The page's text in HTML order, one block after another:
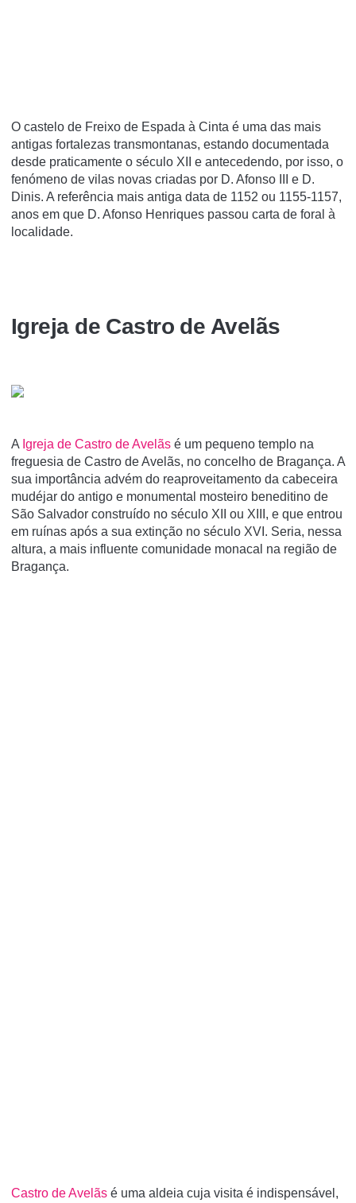
O castelo de Freixo de Espada à Cinta é uma das mais
antigas fortalezas transmontanas, estando documentada
desde praticamente o século XII e antecedendo, por isso, o
fenómeno de vilas novas criadas por D. Afonso III e D.
Dinis. A referência mais antiga data de 1152 ou 1155-1157,
anos em que D. Afonso Henriques passou carta de foral à
localidade.
Igreja de Castro de Avelãs
A Igreja de Castro de Avelãs é um pequeno templo na
freguesia de Castro de Avelãs, no concelho de Bragança. A
sua importância advém do reaproveitamento da cabeceira
mudéjar do antigo e monumental mosteiro beneditino de
São Salvador construí­do no século XII ou XIII, e que entrou
em ruí­nas após a sua extinção no século XVI. Seria, nessa
altura, a mais influente comunidade monacal na região de
Bragança.
Castro de Avelãs é uma aldeia cuja visita é indispensável,